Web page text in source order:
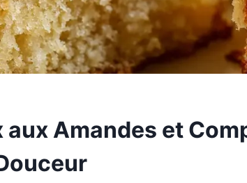
aux Amandes et